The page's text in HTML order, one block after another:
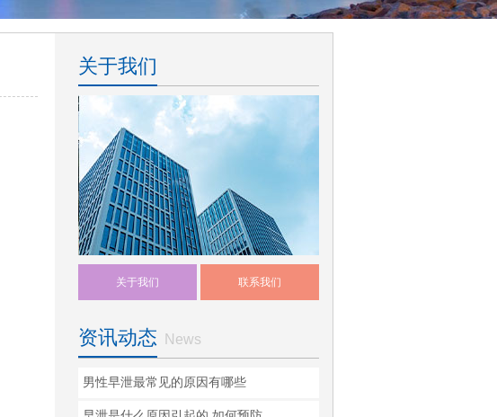
关于我们
关于我们 联系我们
资讯动态 News
男性早泄最常见的原因有哪些